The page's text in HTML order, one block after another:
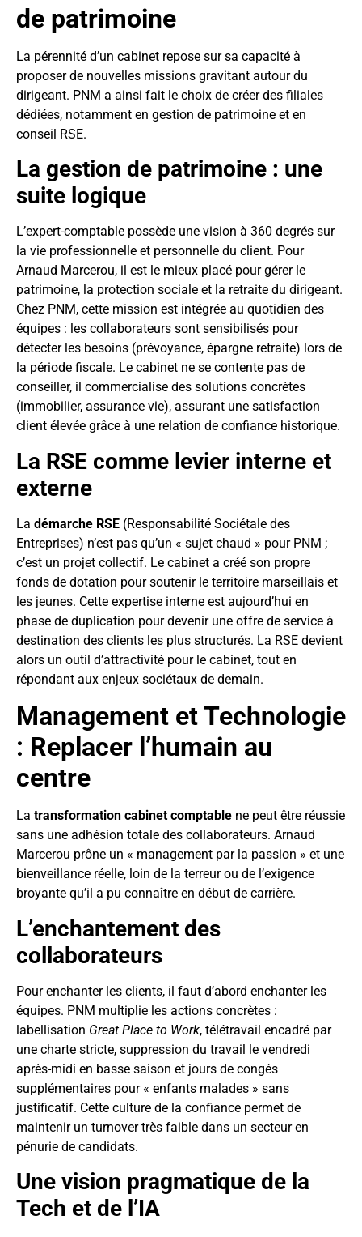
de patrimoine
La pérennité d’un cabinet repose sur sa capacité à
proposer de nouvelles missions gravitant autour du
dirigeant. PNM a ainsi fait le choix de créer des filiales
dédiées, notamment en gestion de patrimoine et en
conseil RSE.
La gestion de patrimoine : une
suite logique
L’expert-comptable possède une vision à 360 degrés sur
la vie professionnelle et personnelle du client. Pour
Arnaud Marcerou, il est le mieux placé pour gérer le
patrimoine, la protection sociale et la retraite du dirigeant.
Chez PNM, cette mission est intégrée au quotidien des
équipes : les collaborateurs sont sensibilisés pour
détecter les besoins (prévoyance, épargne retraite) lors de
la période fiscale. Le cabinet ne se contente pas de
conseiller, il commercialise des solutions concrètes
(immobilier, assurance vie), assurant une satisfaction
client élevée grâce à une relation de confiance historique.
La RSE comme levier interne et
externe
La démarche RSE (Responsabilité Sociétale des
Entreprises) n’est pas qu’un « sujet chaud » pour PNM ;
c’est un projet collectif. Le cabinet a créé son propre
fonds de dotation pour soutenir le territoire marseillais et
les jeunes. Cette expertise interne est aujourd’hui en
phase de duplication pour devenir une offre de service à
destination des clients les plus structurés. La RSE devient
alors un outil d’attractivité pour le cabinet, tout en
répondant aux enjeux sociétaux de demain.
Management et Technologie
: Replacer l’humain au
centre
La transformation cabinet comptable ne peut être réussie
sans une adhésion totale des collaborateurs. Arnaud
Marcerou prône un « management par la passion » et une
bienveillance réelle, loin de la terreur ou de l’exigence
broyante qu’il a pu connaître en début de carrière.
L’enchantement des
collaborateurs
Pour enchanter les clients, il faut d’abord enchanter les
équipes. PNM multiplie les actions concrètes :
labellisation Great Place to Work, télétravail encadré par
une charte stricte, suppression du travail le vendredi
après-midi en basse saison et jours de congés
supplémentaires pour « enfants malades » sans
justificatif. Cette culture de la confiance permet de
maintenir un turnover très faible dans un secteur en
pénurie de candidats.
Une vision pragmatique de la
Tech et de l’IA